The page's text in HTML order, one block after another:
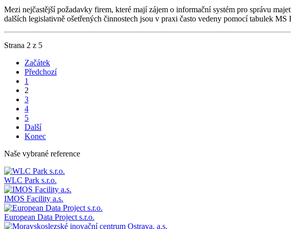
Mezi nejčastější požadavky firem, které mají zájem o informační systém pro správu
dalších legislativně ošetřených činnostech jsou v praxi často vedeny pomocí tabulek MS
Strana 2 z 5
Začátek
Předchozí
1
2
3
4
5
Další
Konec
Naše vybrané reference
WLC Park s.r.o.
IMOS Facility a.s.
European Data Project s.r.o.